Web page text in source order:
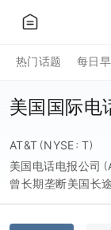
热门话题 每日
美国国际电
AT&T（NYSE：T）
美国电话电报公司（
曾长期垄断美国长
多次分拆和重组。